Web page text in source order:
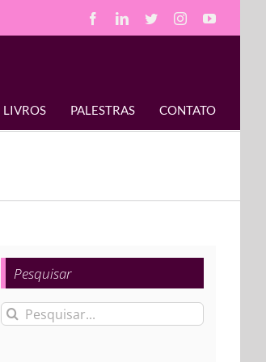
FacebookLinkedIn
TwitterInstagramYouTube
LIVROS PALESTRAS CONTATO
Pesquisar
Buscar